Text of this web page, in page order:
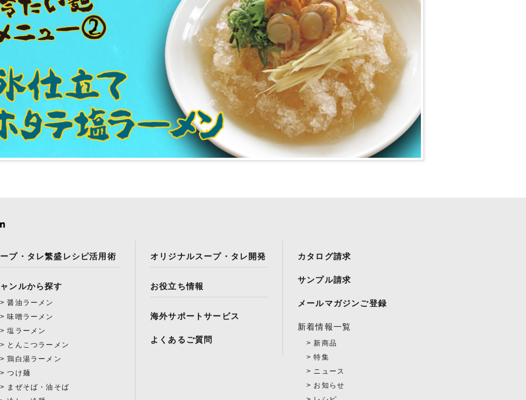
プ・タレ繁盛レシピ活用術
ンルから探す
醤油ラーメン
味噌ラーメン
塩ラーメン
とんこつラーメン
鶏白湯ラーメン
つけ麺
まぜそば・油そば
オリジナルスープ・タレ開発
お役立ち情報
海外サポートサービス
よくあるご質問
カタログ請求
サンプル請求
メールマガジンご登録
新着情報一覧
新商品
特集
ニュース
お知らせ